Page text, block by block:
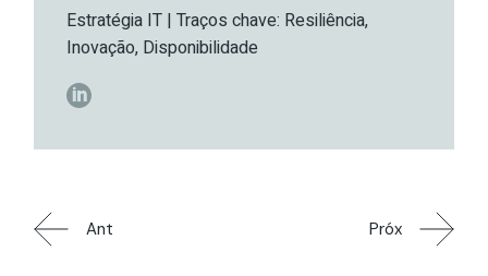
Estratégia IT | Traços chave: Resiliência,
Inovação, Disponibilidade
Ant Próx